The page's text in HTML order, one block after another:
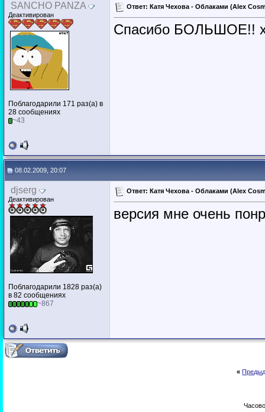
SANCHO PANZA
Деактивирован
Поблагодарили 171 раз(а) в
28 сообщениях
~43
Ответ: Катя Чехова - Облаками (Alex
Спасибо БОЛЬШОЕ!!
08.02.2009, 20:07
djserg
Деактивирован
Поблагодарили 1828 раз(а)
в 82 сообщениях
~867
Ответ: Катя Чехова - Облаками (Alex
версия мне очень
«